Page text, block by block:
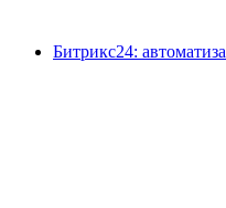
Битрикс24: